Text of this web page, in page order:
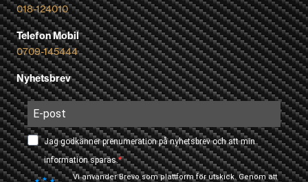
018-124010
Telefon Mobil
0709-145444
Nyhetsbrev
Jag godkänner prenumeration på nyhetsbrev och att min
information sparas.
Vi använder Brevo som plattform för utskick. Genom att